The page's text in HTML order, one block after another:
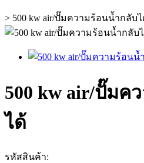
> 500 kw air/ปั๊มความร้อนน้ำกลับ
500 kw air/ปั๊มค
ได้
รหัสสินค้า: